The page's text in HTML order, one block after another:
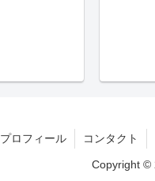
プロフィール コンタクト
Copyright ©